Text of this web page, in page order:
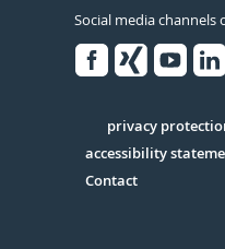
Social media
Serivce
privacy
accessibility
Contact